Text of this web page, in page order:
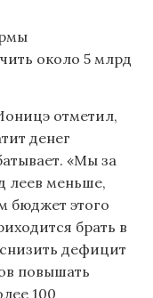
около 5 млрд
отметил,
денег
«Мы за
леев меньше,
бюджет этого
брать в
дефицит
повышать
100